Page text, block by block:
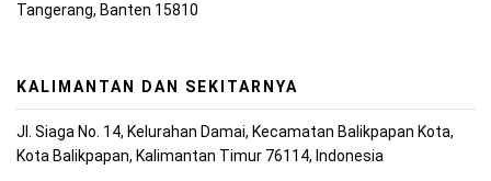
Tangerang, Banten 15810
KALIMANTAN DAN SEKITARNYA
Jl. Siaga No. 14, Kelurahan Damai, Kecamatan Balikpapan Kota,
Kota Balikpapan, Kalimantan Timur 76114, Indonesia